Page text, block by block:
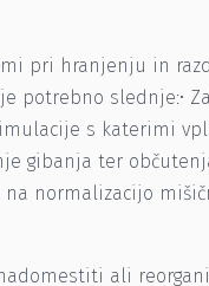
pri hranjenju in
potrebno slednje:•
s katerimi
gibanja ter
normalizacijo
ali